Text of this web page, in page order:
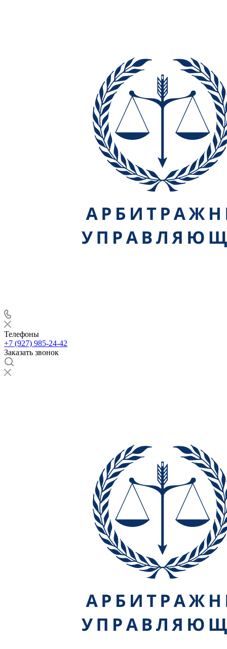
Телефоны
+7 (927) 985-24-42
Заказать звонок